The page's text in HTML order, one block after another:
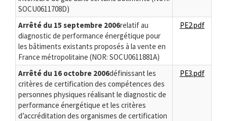
SOCU0611708D)
Arrêté du 15 septembre 2006relatif au
diagnostic de performance énergétique pour
les bâtiments existants proposés à la vente en
France métropolitaine (NOR: SOCU0611881A)
PE2.pdf
Arrêté du 16 octobre 2006définissant les
critères de certification des compétences des
personnes physiques réalisant le diagnostic de
performance énergétique et les critères
d’accréditation des organismes de certification
PE3.pdf